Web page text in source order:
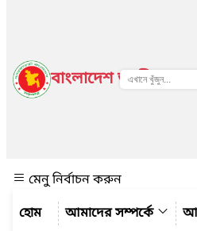
বাংলাদেশ জাতীয় তথ্য
মেনু নির্বাচন করুন
আমাদের সম্পর্কে